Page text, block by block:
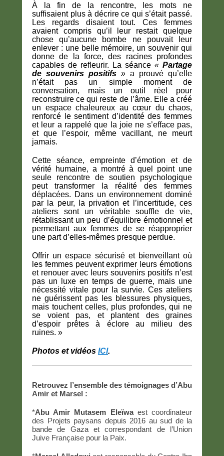
À la fin de la rencontre, les mots ne
suffisaient plus à décrire ce qui s’était passé.
Les regards disaient tout. Ces femmes
avaient compris qu’il leur restait quelque
chose qu’aucune bombe ne pouvait leur
enlever : une belle mémoire, un souvenir qui
donne de la force, des racines profondes
capables de refleurir. La séance « Partage
de souvenirs positifs » a prouvé qu’elle
n’était pas un simple moment de
conversation, mais un outil réel pour
reconstruire ce qui reste de l’âme. Elle a créé
un espace chaleureux au cœur du chaos,
renforcé le sentiment d’identité des femmes
et leur a rappelé que la joie ne s’efface pas,
et que l’espoir, même vacillant, ne meurt
jamais.
Cette séance, empreinte d’émotion et de
vérité humaine, a montré à quel point une
seule rencontre de soutien psychologique
peut transformer la réalité des femmes
déplacées. Dans un environnement dominé
par la peur, la privation et l’incertitude, ces
ateliers sont un véritable souffle de vie,
rétablissant un peu d’équilibre émotionnel et
permettant aux femmes de se réapproprier
une part d’elles-mêmes presque perdue.
Offrir un espace sécurisé et bienveillant où
les femmes peuvent exprimer leurs émotions
et renouer avec leurs souvenirs positifs n’est
pas un luxe en temps de guerre, mais une
nécessité vitale pour la survie. Ces ateliers
ne guérissent pas les blessures physiques,
mais touchent celles, plus profondes, qui ne
se voient pas, et plantent des graines
d’espoir prêtes à éclore au milieu des
ruines. »
Photos et vidéos ICI.
Retrouvez l’ensemble des témoignages d’Abu
Amir et Marsel :
*Abu Amir Mutasem Eleïwaest coordinateur
des Projets paysans depuis 2016 au sud de la
bande de Gaza et correspondant de l’Union
Juive Française pour la Paix.